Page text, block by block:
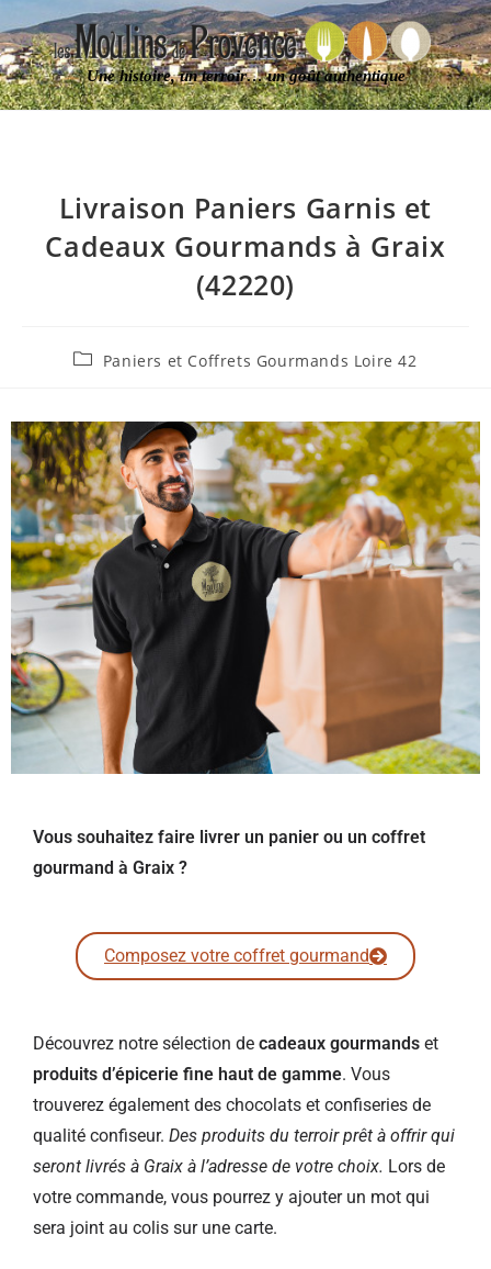
Une histoire, un terroir… un goût authentique
Livraison Paniers Garnis et
Cadeaux Gourmands à Graix
(42220)
Paniers et Coffrets Gourmands Loire 42
Vous souhaitez faire livrer un panier ou un coffret
gourmand à Graix ?
Composez votre coffret gourmand
Découvrez notre sélection de cadeaux gourmands et
produits d’épicerie fine haut de gamme. Vous
trouverez également des chocolats et confiseries de
qualité confiseur. Des produits du terroir prêt à offrir qui
seront livrés à Graix à l’adresse de votre choix. Lors de
votre commande, vous pourrez y ajouter un mot qui
sera joint au colis sur une carte.